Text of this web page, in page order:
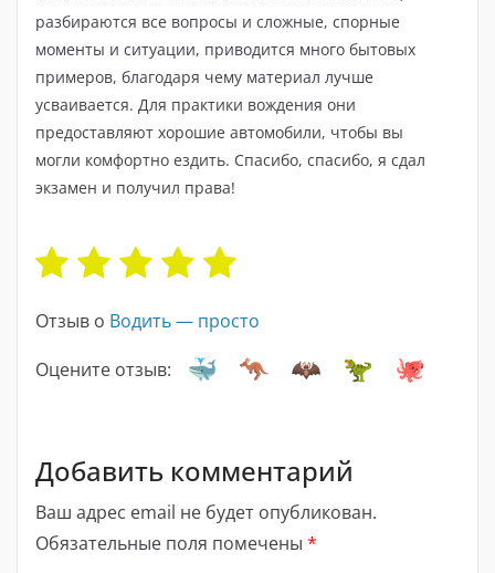
разбираются все вопросы и сложные, спорные
моменты и ситуации, приводится много бытовых
примеров, благодаря чему материал лучше
усваивается. Для практики вождения они
предоставляют хорошие автомобили, чтобы вы
могли комфортно ездить. Спасибо, спасибо, я сдал
экзамен и получил права!
Отзыв о Водить — просто
Оцените отзыв:
Добавить комментарий
Ваш адрес email не будет опубликован.
Обязательные поля помечены *